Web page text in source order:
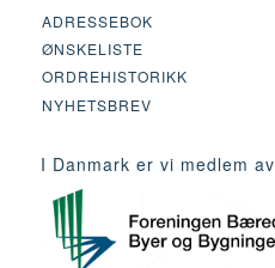
ADRESSEBOK
ØNSKELISTE
ORDREHISTORIKK
NYHETSBREV
I Danmark er vi medlem av